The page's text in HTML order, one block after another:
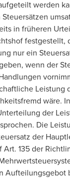
werden
in früheren
festgestellt,
nur ein
wenn der
Leistung
wäre.
der
Die
der
135 der
Aufteilungsgebot